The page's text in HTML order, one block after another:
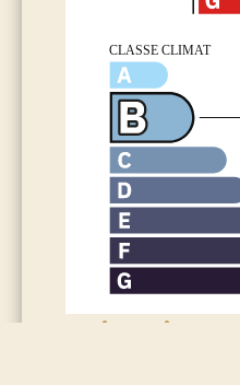
Financier